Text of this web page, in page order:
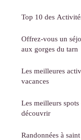
Top 10 des
Offrez-vous un
aux gorges du tarn
Les meilleures
vacances
Les meilleurs
découvrir
Randonnées à